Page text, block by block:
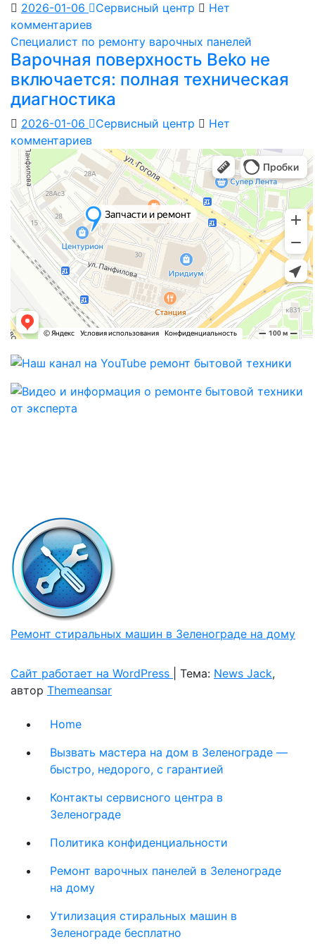
2026-01-06 Сервисный центр
Нет
комментариев
Специалист по ремонту варочных панелей
Варочная поверхность Beko не
включается: полная техническая
диагностика
2026-01-06 Сервисный центр
Нет
комментариев
Ремонт стиральных машин в Зеленограде на дому
Сайт работает на WordPress Тема: News Jack,
автор Themeansar
Home
Вызвать мастера на дом в Зеленограде —
быстро, недорого, с гарантией
Контакты сервисного центра в
Зеленограде
Политика конфиденциальности
Ремонт варочных панелей в Зеленограде
на дому
Утилизация стиральных машин в
Зеленограде бесплатно